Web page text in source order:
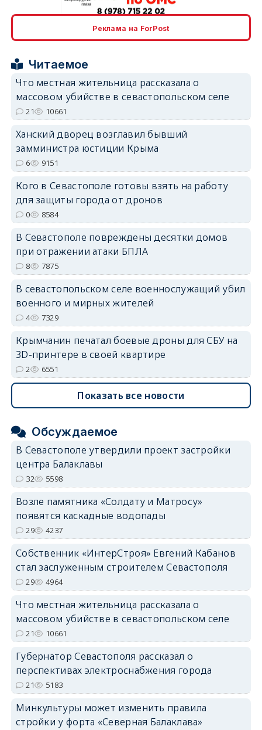
erid: 2SDnjdvhGXG
Реклама на ForPost
Читаемое
Что местная жительница рассказала о
массовом убийстве в севастопольском селе
21 10661
Ханский дворец возглавил бывший
замминистра юстиции Крыма
6 9151
Кого в Севастополе готовы взять на работу
для защиты города от дронов
0 8584
В Севастополе повреждены десятки домов
при отражении атаки БПЛА
8 7875
В севастопольском селе военнослужащий убил
военного и мирных жителей
4 7329
Крымчанин печатал боевые дроны для СБУ на
3D-принтере в своей квартире
2 6551
Показать все новости
Обсуждаемое
В Севастополе утвердили проект застройки
центра Балаклавы
32 5598
Возле памятника «Солдату и Матросу»
появятся каскадные водопады
29 4237
Собственник «ИнтерСтроя» Евгений Кабанов
стал заслуженным строителем Севастополя
29 4964
Что местная жительница рассказала о
массовом убийстве в севастопольском селе
21 10661
Губернатор Севастополя рассказал о
перспективах электроснабжения города
21 5183
Минкультуры может изменить правила
стройки у форта «Северная Балаклава»